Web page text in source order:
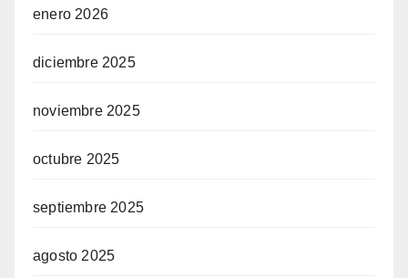
enero 2026
diciembre 2025
noviembre 2025
octubre 2025
septiembre 2025
agosto 2025